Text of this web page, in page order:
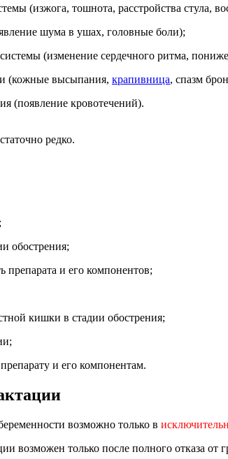
(изжога, тошнота, расстройства стула,
шума в ушах, головные боли);
(изменение сердечного ритма,
(кожные высыпания, крапивница, спазм
(появление кровотечений).
редко.
обострения;
препарата и его компонентов;
кишки в стадии обострения;
и его компонентам.
возможно только в
возможен только после полного отказа